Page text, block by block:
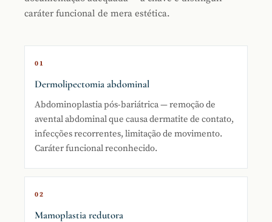
caráter funcional de mera estética.
01
Dermolipectomia abdominal
Abdominoplastia pós-bariátrica — remoção de
avental abdominal que causa dermatite de contato,
infecções recorrentes, limitação de movimento.
Caráter funcional reconhecido.
02
Mamoplastia redutora